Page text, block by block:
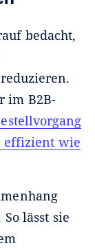
bedacht,
im B2B-
effizient wie
lässt sie